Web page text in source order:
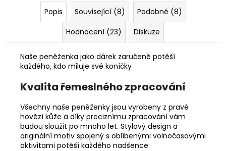
Popis Související (8)
Podobné (8)
Hodnocení (23)
Diskuze
Naše peněženka jako dárek zaručeně potěší
každého, kdo miluje své koníčky
Kvalita řemeslného zpracování
Všechny naše peněženky jsou vyrobeny z pravé
hovězí kůže a díky preciznímu zpracování vám
budou sloužit po mnoho let. Stylový design a
originální motiv spojený s oblíbenými volnočasovými
aktivitami potěší každého nadšence.